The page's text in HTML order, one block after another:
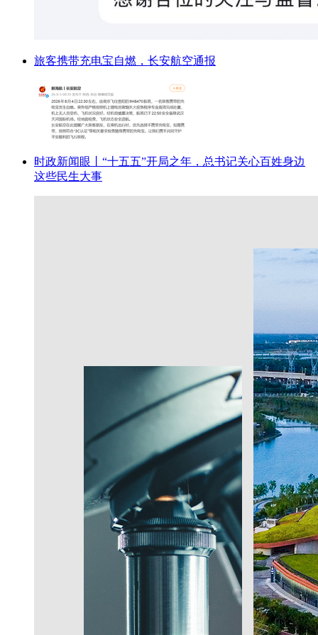
旅客携带充电宝自燃，长安航空通报
时政新闻眼丨“十五五”开局之年，总书记关心百姓身边
这些民生大事